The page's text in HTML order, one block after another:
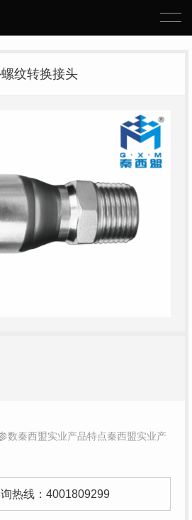
纹转换接头
数秦西盟实业产品特点秦西盟实业产
热线： 4001809299